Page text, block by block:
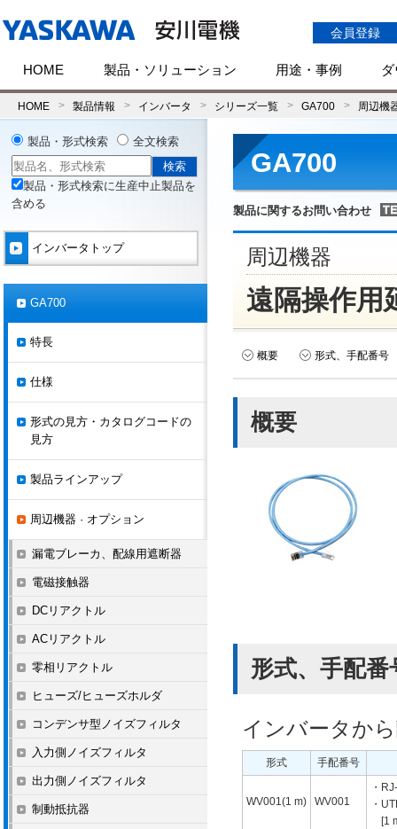
会員登録
HOME 製品・ソリューション 用途・事例
HOME 製品情報 インバータ シリーズ一覧 GA700 周辺機
GA700
製品に関するお問い合わせ
周辺機器
遠隔操作用
概要 形式、手配番号
概要
形式、手配番
インバータか
形式 手配番号
WV001(1 m) WV001
・
・
[1
製品・形式検索 全文検索
製品・形式検索に生産中止製品を
含める
インバータトップ
GA700
特長
仕様
形式の見方・カタログコードの
見方
製品ラインアップ
周辺機器 · オプション
漏電ブレーカ、配線用遮断器
電磁接触器
DCリアクトル
ACリアクトル
零相リアクトル
ヒューズ/ヒューズホルダ
コンデンサ型ノイズフィルタ
入力側ノイズフィルタ
出力側ノイズフィルタ
制動抵抗器